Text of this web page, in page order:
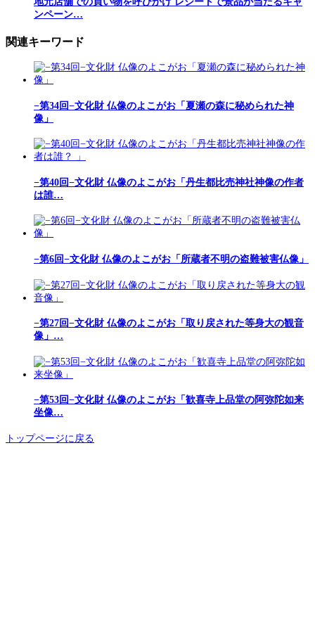
ンペーン…
関連キーワード
−第34回−文化財 仏像のよこがお「夏瀬の森に秘められた神
像」
−第40回−文化財 仏像のよこがお「丹生都比売神社神像の作者
は誰…
−第6回−文化財 仏像のよこがお「所蔵者不明の盗難被害仏像」
−第27回−文化財 仏像のよこがお「取り戻された等身大の観音
像」…
−第53回−文化財 仏像のよこがお「歓喜寺上品堂の阿弥陀如来
坐像…
トップページに戻る